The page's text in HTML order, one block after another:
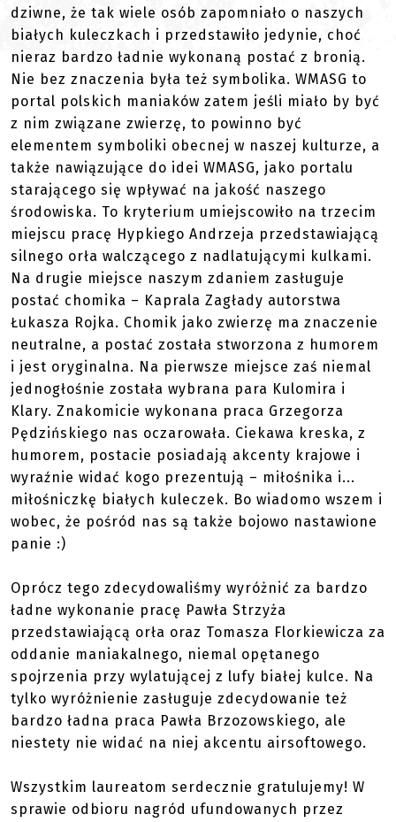
dziwne, że tak wiele osób zapomniało o naszych
białych kuleczkach i przedstawiło jedynie, choć
nieraz bardzo ładnie wykonaną postać z bronią.
Nie bez znaczenia była też symbolika. WMASG to
portal polskich maniaków zatem jeśli miało by być
z nim związane zwierzę, to powinno być
elementem symboliki obecnej w naszej kulturze, a
także nawiązujące do idei WMASG, jako portalu
starającego się wpływać na jakość naszego
środowiska. To kryterium umiejscowiło na trzecim
miejscu pracę Hypkiego Andrzeja przedstawiającą
silnego orła walczącego z nadlatującymi kulkami.
Na drugie miejsce naszym zdaniem zasługuje
postać chomika – Kaprala Zagłady autorstwa
Łukasza Rojka. Chomik jako zwierzę ma znaczenie
neutralne, a postać została stworzona z humorem
i jest oryginalna. Na pierwsze miejsce zaś niemal
jednogłośnie została wybrana para Kulomira i
Klary. Znakomicie wykonana praca Grzegorza
Pędzińskiego nas oczarowała. Ciekawa kreska, z
humorem, postacie posiadają akcenty krajowe i
wyraźnie widać kogo prezentują – miłośnika i...
miłośniczkę białych kuleczek. Bo wiadomo wszem i
wobec, że pośród nas są także bojowo nastawione
panie :)
Oprócz tego zdecydowaliśmy wyróżnić za bardzo
ładne wykonanie pracę Pawła Strzyża
przedstawiającą orła oraz Tomasza Florkiewicza za
oddanie maniakalnego, niemal opętanego
spojrzenia przy wylatującej z lufy białej kulce. Na
tylko wyróżnienie zasługuje zdecydowanie też
bardzo ładna praca Pawła Brzozowskiego, ale
niestety nie widać na niej akcentu airsoftowego.
Wszystkim laureatom serdecznie gratulujemy! W
sprawie odbioru nagród ufundowanych przez